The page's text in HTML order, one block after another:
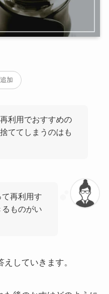
加
利用でおすすめの
ててしまうのはも
再利用す
ものがい
していきます。